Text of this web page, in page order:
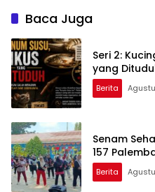
Baca Juga
Seri 2:
yang
Berita
Senam
157
Berita